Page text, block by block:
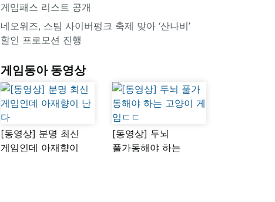
게임패스 리스트 공개
네오위즈, 스팀 사이버펑크 축제 맞아 ‘산나비’
할인 프로모션 진행
게임동아 동영상
[동영상] 분명 최신
게임인데 아재향이
[동영상] 두뇌
풀가동해야 하는